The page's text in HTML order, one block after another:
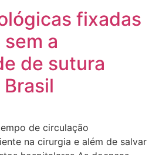
fixadas
a
de sutura
de circulação
na cirurgia e além de salvar